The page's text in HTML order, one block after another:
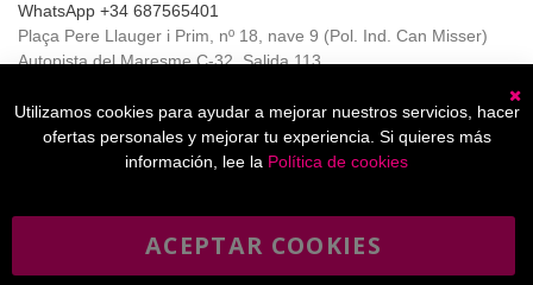
WhatsApp +34 687565401
Plaça Pere Llauger i Prim, nº 18, nave 9 (Pol. Ind. Can Misser)
Autopista del Maresme C-32, Salida 113
Horario de Atención al cliente:
De lunes a jueves de 8:00 a 17:00,
Viernes de 8:00 a 15:00
Utilizamos cookies para ayudar a mejorar nuestros servicios, hacer
ofertas personales y mejorar tu experiencia. Si quieres más
información, lee la Política de cookies
ACEPTAR COOKIES